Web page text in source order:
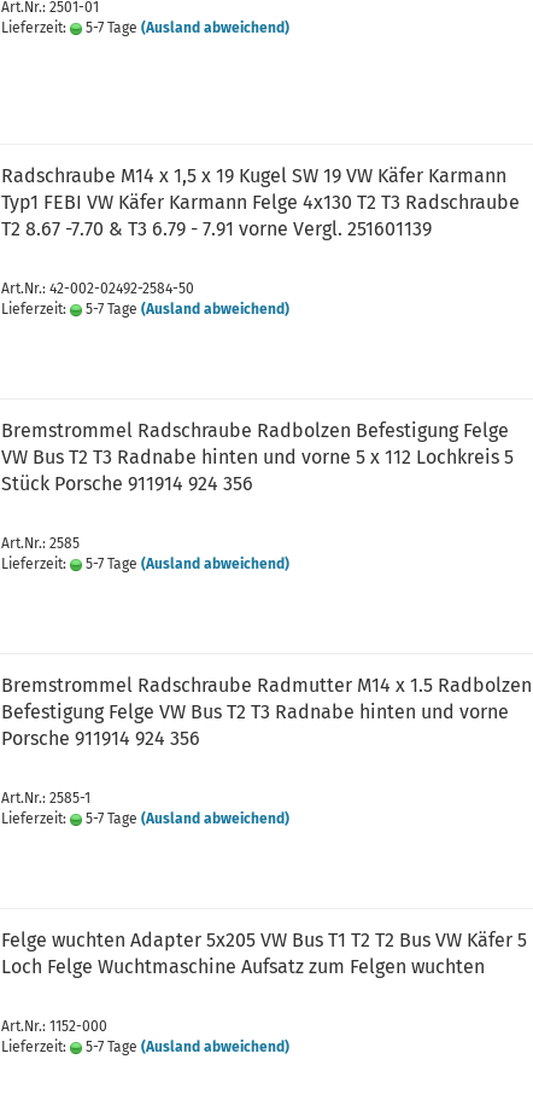
Art.Nr.: 2501-01
Lieferzeit:
5-7 Tage (Ausland abweichend)
Radschraube M14 x 1,5 x 19 Kugel SW 19 VW Käfer Karmann
Typ1 FEBI VW Käfer Karmann Felge 4x130 T2 T3 Radschraube
T2 8.67 -7.70 & T3 6.79 - 7.91 vorne Vergl. 251601139
Art.Nr.: 42-002-02492-2584-50
Lieferzeit:
5-7 Tage (Ausland abweichend)
Bremstrommel Radschraube Radbolzen Befestigung Felge
VW Bus T2 T3 Radnabe hinten und vorne 5 x 112 Lochkreis 5
Stück Porsche 911914 924 356
Art.Nr.: 2585
Lieferzeit:
5-7 Tage (Ausland abweichend)
Bremstrommel Radschraube Radmutter M14 x 1.5 Radbolzen
Befestigung Felge VW Bus T2 T3 Radnabe hinten und vorne
Porsche 911914 924 356
Art.Nr.: 2585-1
Lieferzeit:
5-7 Tage (Ausland abweichend)
Felge wuchten Adapter 5x205 VW Bus T1 T2 T2 Bus VW Käfer 5
Loch Felge Wuchtmaschine Aufsatz zum Felgen wuchten
Art.Nr.: 1152-000
Lieferzeit:
5-7 Tage (Ausland abweichend)